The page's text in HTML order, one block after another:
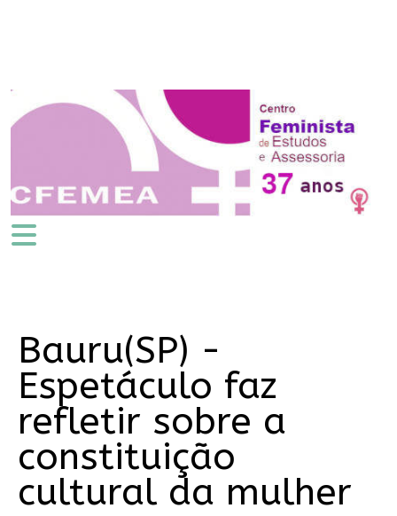
Bauru(SP) -
Espetáculo faz
refletir sobre a
constituição
cultural da mulher